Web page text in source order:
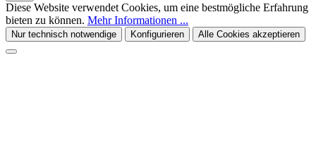
Diese Website verwendet Cookies, um eine bestmögliche Erfahrung
bieten zu können. Mehr Informationen ...
Nur technisch notwendige Konfigurieren Alle Cookies akzeptieren